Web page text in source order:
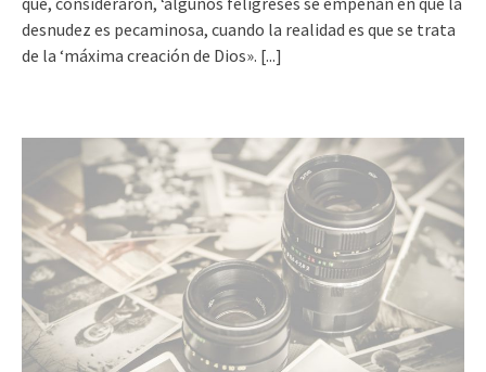
desnudez es pecaminosa, cuando la realidad es que se trata
de la ‘máxima creación de Dios». [...]